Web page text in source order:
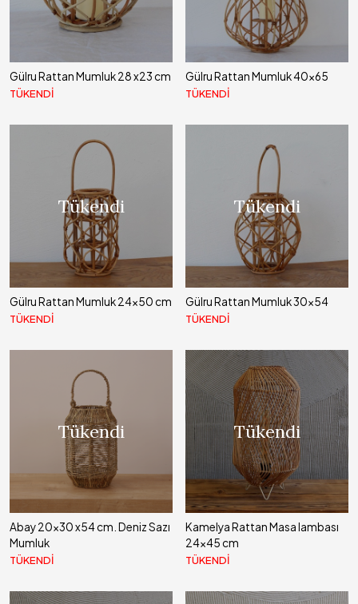
Gülru Rattan Mumluk 28 x23 cm
TÜKENDİ
Gülru Rattan Mumluk 40x65
TÜKENDİ
Tükendi
Gülru Rattan Mumluk 24x50 cm
TÜKENDİ
Tükendi
Gülru Rattan Mumluk 30x54
TÜKENDİ
Tükendi
Abay 20x30 x54 cm. Deniz Sazı
Mumluk
TÜKENDİ
Tükendi
Kamelya Rattan Masa lambası
24x45 cm
TÜKENDİ